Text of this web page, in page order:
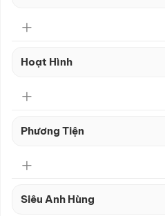
Hoạt Hình
Phương Tiện
Siêu Anh Hùng